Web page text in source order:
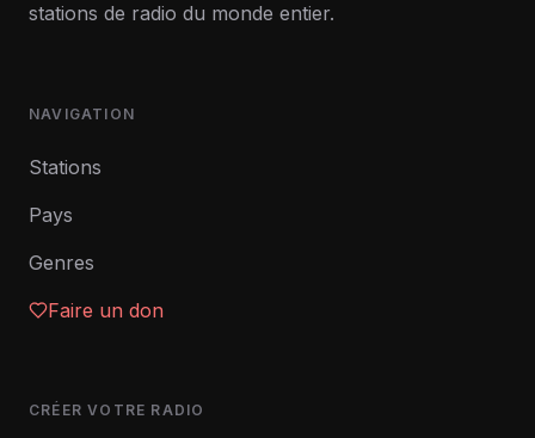
stations de radio du monde entier.
NAVIGATION
Stations
Pays
Genres
Faire un don
CRÉER VOTRE RADIO